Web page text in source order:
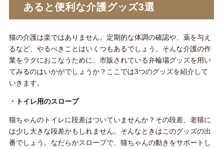
あると便利な介護グッズ3選
猫の介護は楽ではありません。定期的な体調の確認や、薬を与え
るなど、やるべきことはいくつもあるでしょう。そんな介護の作
業をラクにおこなうために、市販されている弁輪場グッズを用い
てみるのはいかがでしょうか？ここでは3つのグッズを紹介して
いきます。
・トイレ用のスロープ
猫ちゃんのトイレに段差はついていませんか？その段差、老猫に
は少し大きな段差かもしれません。そんなときはこのグッズの出
番でしょう。なだらかスロープで、猫ちゃんの動きをサポートし